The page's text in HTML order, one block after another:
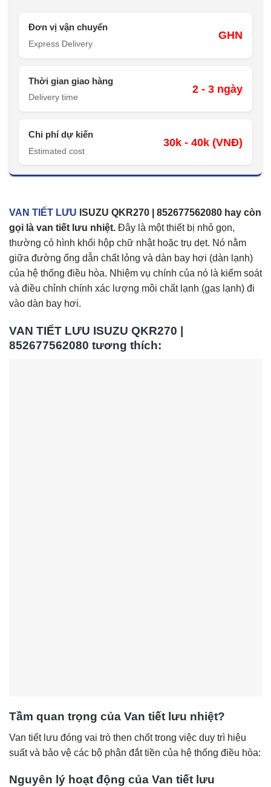
Đơn vị vận chuyển
Express Delivery
GHN
Thời gian giao hàng
Delivery time
2 - 3 ngày
Chi phí dự kiến
Estimated cost
30k - 40k (VNĐ)
VAN TIẾT LƯU ISUZU QKR270 | 852677562080 hay còn
gọi là van tiết lưu nhiệt. Đây là một thiết bị nhỏ gọn,
thường có hình khối hộp chữ nhật hoặc trụ dẹt. Nó nằm
giữa đường ống dẫn chất lỏng và dàn bay hơi (dàn lạnh)
của hệ thống điều hòa. Nhiệm vụ chính của nó là kiểm soát
và điều chỉnh chính xác lượng môi chất lạnh (gas lạnh) đi
vào dàn bay hơi.
VAN TIẾT LƯU ISUZU QKR270 |
852677562080 tương thích:
Tầm quan trọng của Van tiết lưu nhiệt?
Van tiết lưu đóng vai trò then chốt trong việc duy trì hiệu
suất và bảo vệ các bộ phận đắt tiền của hệ thống điều hòa:
Nguyên lý hoạt động của Van tiết lưu